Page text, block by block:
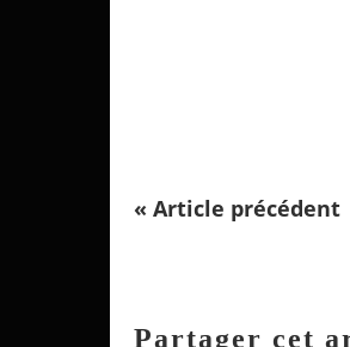
« Article précédent
Partager cet